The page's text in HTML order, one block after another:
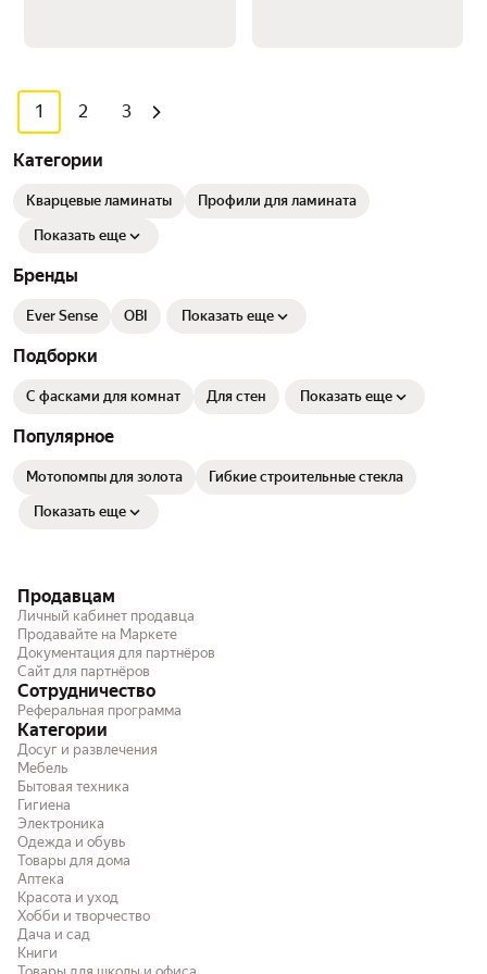
1 2 3
Категории
Кварцевые ламинаты Профили для ламината
Показать еще
Бренды
Ever Sense OBI Показать еще
Подборки
С фасками для комнат Для стен Показать еще
Популярное
Мотопомпы для золота Гибкие строительные стекла
Показать еще
Продавцам
Личный кабинет продавца
Продавайте на Маркете
Документация для партнёров
Сайт для партнёров
Сотрудничество
Реферальная программа
Категории
Досуг и развлечения
Мебель
Бытовая техника
Гигиена
Электроника
Одежда и обувь
Товары для дома
Аптека
Красота и уход
Хобби и творчество
Дача и сад
Книги